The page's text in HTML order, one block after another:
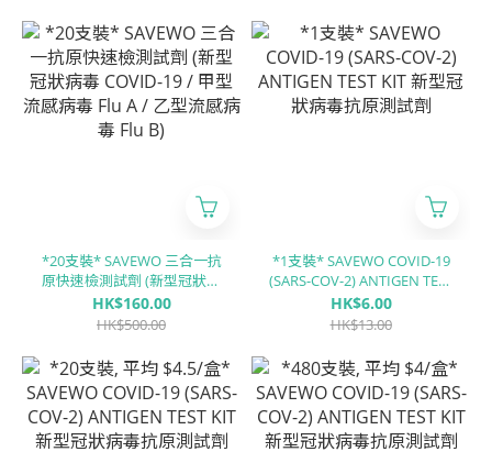
胞病毒 / ADV腺病毒)
*20支裝* SAVEWO 三合一抗
原快速檢測試劑 (新型冠狀病
毒 COVID-19 / 甲型流感病毒
Flu A / 乙型流感病毒 Flu B)
HK$160.00
HK$500.00
*1支裝* SAVEWO COVID-19
(SARS-COV-2) ANTIGEN TEST
KIT 新型冠狀病毒抗原測試劑
HK$6.00
HK$13.00